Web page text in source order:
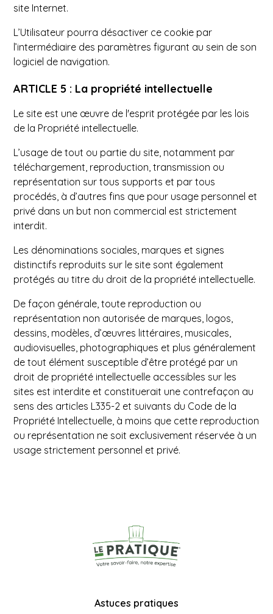
site Internet.
L’Utilisateur pourra désactiver ce cookie par
l’intermédiaire des paramètres figurant au sein de son
logiciel de navigation.
ARTICLE 5 : La propriété intellectuelle
Le site est une œuvre de l'esprit protégée par les lois
de la Propriété intellectuelle.
L’usage de tout ou partie du site, notamment par
téléchargement, reproduction, transmission ou
représentation sur tous supports et par tous
procédés, à d’autres fins que pour usage personnel et
privé dans un but non commercial est strictement
interdit.
Les dénominations sociales, marques et signes
distinctifs reproduits sur le site sont également
protégés au titre du droit de la propriété intellectuelle.
De façon générale, toute reproduction ou
représentation non autorisée de marques, logos,
dessins, modèles, d’œuvres littéraires, musicales,
audiovisuelles, photographiques et plus généralement
de tout élément susceptible d’être protégé par un
droit de propriété intellectuelle accessibles sur les
sites est interdite et constituerait une contrefaçon au
sens des articles L335-2 et suivants du Code de la
Propriété Intellectuelle, à moins que cette reproduction
ou représentation ne soit exclusivement réservée à un
usage strictement personnel et privé.
Astuces pratiques